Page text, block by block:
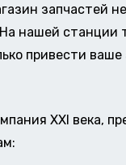
запчастей
нашей
привести ваше
XXI века,